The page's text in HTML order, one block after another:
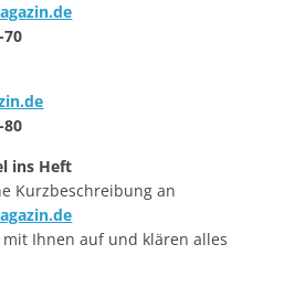
70
80
ins Heft
Kurzbeschreibung an
Ihnen auf und klären alles